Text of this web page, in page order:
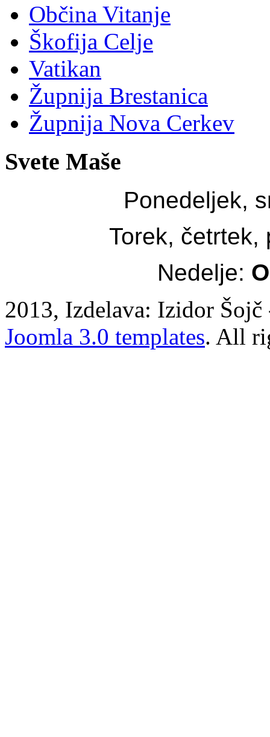
Občina Vitanje
Škofija Celje
Vatikan
Župnija Brestanica
Župnija Nova Cerkev
Svete Maše
Ponedeljek,
Torek,
Nedelje:
2013, Izdelava: Izidor
Joomla 3.0 templates. All